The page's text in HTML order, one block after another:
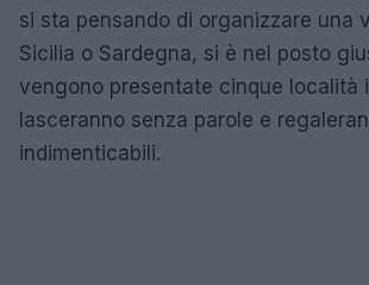
si sta pensando di organizzare una
Sicilia o Sardegna, si è nel posto
vengono presentate cinque località
lasceranno senza parole e
indimenticabili.